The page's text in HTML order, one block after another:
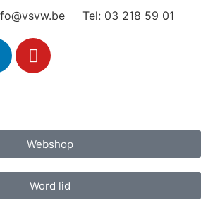
Tel: 03 218 59 01
Webshop
Word lid